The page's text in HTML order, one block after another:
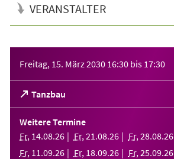
VERANSTALTER
Freitag, 15. März 2030 16:30 bis 17:30
Tanzbau
(Öffnet
in
einem
neuen
Tab)
Weitere Termine
Fr, 14.08.26 Fr, 21 .08.26 Fr, 28.08.26
Fr, 11 .09.26 Fr, 18.09.26 Fr, 25.09.26